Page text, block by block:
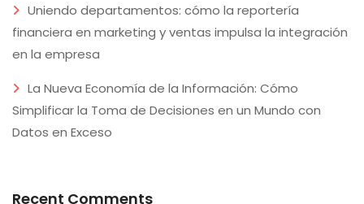
Uniendo departamentos: cómo la reportería
financiera en marketing y ventas impulsa la integración
en la empresa
La Nueva Economía de la Información: Cómo
Simplificar la Toma de Decisiones en un Mundo con
Datos en Exceso
Recent Comments